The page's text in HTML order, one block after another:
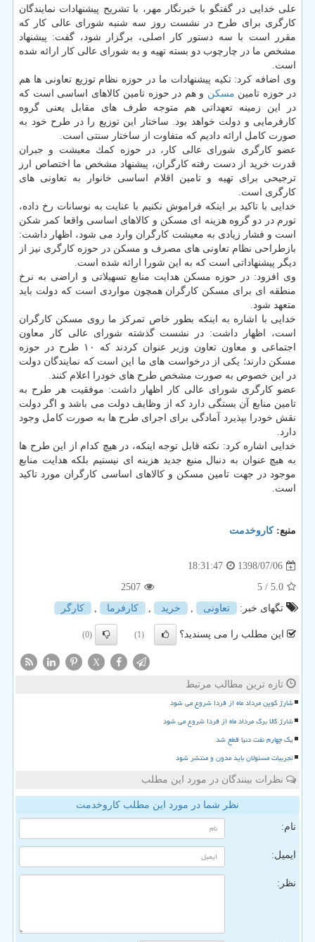
علی خدایی در گفتگو با خبرنگار مهر، با تشریح پیشنهادات نمایندگان
كارگری برای طرح در نشست روز سه شنبه شورای عالی كار كه
مقرر است با سه دستور كار اصلی، برگزار شود، گفت: پیشنهاد
مشخص ما در چارچوب دو بسته تهیه و به شورای عالی كار ارائه شده
است.
وی اضافه كرد: تكیه پیشنهادات ما در حوزه نظام توزیع تعاونی ها هم
در حوزه تامین مسكن و هم در حوزه تامین كالاهای اساسی است كه
در این زمینه تعهداتی هم متوجه طرف های مقابل یعنی گروه
كارفرمایی و دولت خواهد بود. ساختار این توزیع را در طرح خود به
صورت كامل ارائه دادیم كه متفاوت از ساختار سنتی است.
عضو كارگری شورای عالی كار، در حوزه كمك معیشت و جبران
قدرت خرید از دست رفته كارگران، پیشنهاد مشخص ما اختصاص ارز
ترجیحی برای تهیه و تامین اقلام اساسی خانوار به تعاونی های
كارگری است.
خدایی با تاكید بر اینكه فراموش نكنیم با عنایت به نوسانات رخ داده،
تورم در دو گروه هزینه ای مسكن و كالاهای اساسی واقعا كمر شكن
است و فشار زیادی به معیشت كارگران وارد می شود، اظهار داشت:
بازطراحی نظام تعاونی های مصرف و مسكن در حوزه كارگری نیز از
دیگر پیشنهاداتی است كه به این شورا ارائه شده است.
وی افزود: در حوزه مسكن هدایت منابع تسهیلاتی و اراضی به نرخ
منطقه ای برای مسكن كارگران همچون مواردی است كه دولت باید
متعهد شود.
خدایی با اشاره به اینكه بطور خاص تمركز ما روی مسكن كارگران
است، اظهار داشت: در نشست گذشته شورای عالی كار معاون
اجتماعی و معاون تعاون وزیر عنوان كردند كه ۱۰ طرح در حوزه
مسكن دارند؛ یكی از درخواست های ما این است كه نمایندگان دولت
در این خصوص به صورت مشخص طرح های خودرا اعلام كنند.
عضو كارگری شورای عالی كار اظهار داشت: موفقیت هر طرح به
تامین منابع آن بستگی دارد كه از وظایف دولت می باشد و اگر دولت
نقش خودرا بپذیرد آمادگی برای اجرای طرح ها به صورت كامل وجود
دارد.
خدایی اشاره كرد: نكته قابل توجه اینكه، در هیچ كدام از این طرح ها
به هیچ عنوان به دنبال منبع جدید هزینه ای نیستیم بلكه هدایت منابع
موجود در جهت تامین مسكن و كالاهای اساسی كارگران مورد تاكید
است.
منبع:كاروخدمت
1398/07/06
18:31:47
5.0
/ 5
2507
تگهای خبر:
تعاونی , خرید , كارفرما , كارگر
این مطلب را می پسندید؟ (1)
(0)
X
تازه ترین مطالب مرتبط
شارژ کوپن مرداد ماه از فردا شروع می شود
شارژ کالا برگ مرداد ماه از فردا شروع می شود
یک چهارم نفت دنیا قطع شد
تجربیات مسئولان باید مدون و منتشر شود
نظرات بینندگان در مورد این مطلب
نظر شما در مورد این مطلب کاروخدمت
نام:
ایمیل:
نظر: